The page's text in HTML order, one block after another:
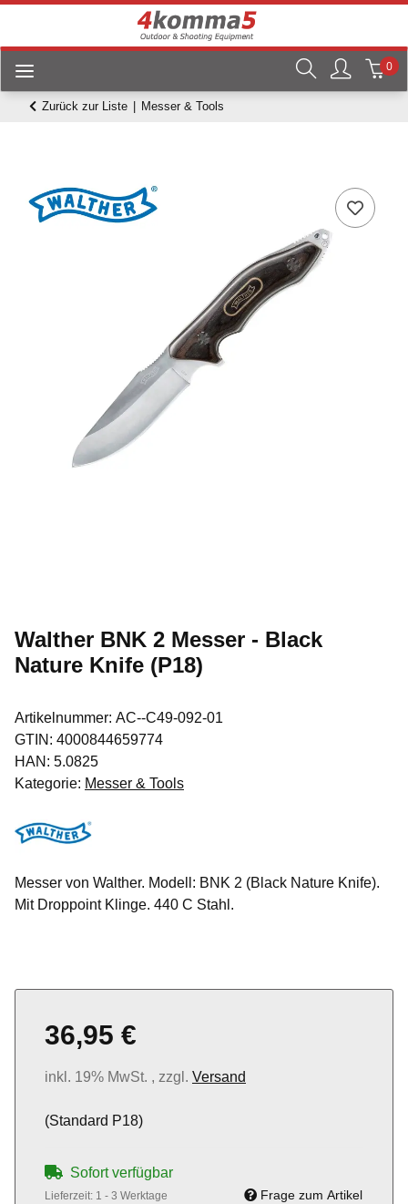
0
Zurück zur Liste Messer & Tools
Walther BNK 2 Messer - Black
Nature Knife (P18)
Artikelnummer: AC--C49-092-01
GTIN: 4000844659774
HAN: 5.0825
Kategorie: Messer & Tools
Messer von Walther. Modell: BNK 2 (Black Nature Knife).
Mit Droppoint Klinge. 440 C Stahl.
36,95 €
inkl. 19% MwSt. , zzgl. Versand
(Standard P18)
Sofort verfügbar
Lieferzeit: 1 - 3 Werktage Frage zum Artikel